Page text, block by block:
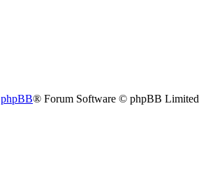
phpBB® Forum Software © phpBB Limited